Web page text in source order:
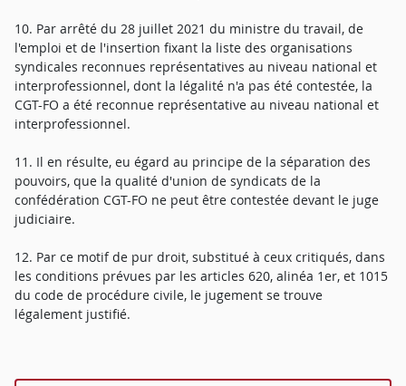
10. Par arrêté du 28 juillet 2021 du ministre du travail, de
l'emploi et de l'insertion fixant la liste des organisations
syndicales reconnues représentatives au niveau national et
interprofessionnel, dont la légalité n'a pas été contestée, la
CGT-FO a été reconnue représentative au niveau national et
interprofessionnel.
11. Il en résulte, eu égard au principe de la séparation des
pouvoirs, que la qualité d'union de syndicats de la
confédération CGT-FO ne peut être contestée devant le juge
judiciaire.
12. Par ce motif de pur droit, substitué à ceux critiqués, dans
les conditions prévues par les articles 620, alinéa 1er, et 1015
du code de procédure civile, le jugement se trouve
légalement justifié.